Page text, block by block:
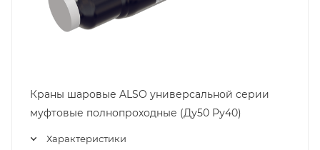
Краны шаровые ALSO универсальной серии
муфтовые полнопроходные (Ду50 Pу40)
Характеристики